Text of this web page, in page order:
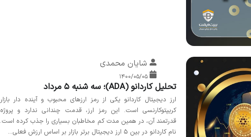
شایان محمدی
۱۴۰۰/۰۵/۰۵
تحلیل کاردانو (ADA)؛ سه شنبه 5 مرداد
ارز دیجیتال کاردانو یکی از رمز ارزهای محبوب و آینده دار بازار
کریپتوکارنسی است. این رمز ارز، قدمت چندانی ندارد و پروژه
قدرتمند آن، در همین مدت کم مخاطبان بسیاری را جذب کرده است.
نام کاردانو در بین 5 ارز دیجیتال برتر بازار بر اساس ارزش فعلی...